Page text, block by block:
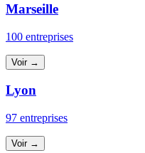
Marseille
100 entreprises
Voir →
Lyon
97 entreprises
Voir →